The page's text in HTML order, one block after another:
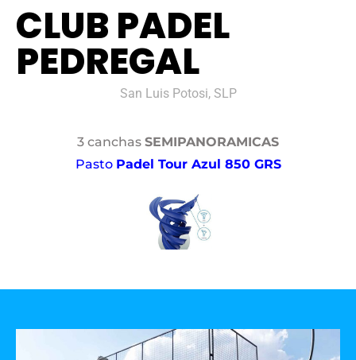
CLUB PADEL
PEDREGAL
San Luis Potosi, SLP
3 canchas SEMIPANORAMICAS
Pasto Padel Tour Azul 850 GRS